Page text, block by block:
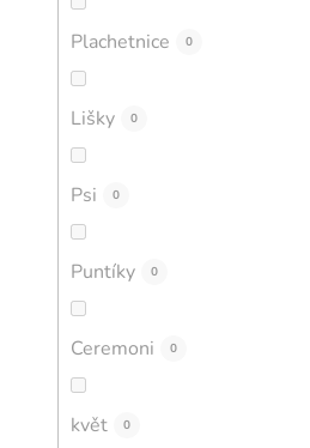
Plachetnice 0
Lišky 0
Psi 0
Puntíky 0
Ceremoni 0
květ 0